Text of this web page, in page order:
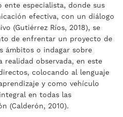
especialista, donde sus
efectiva, con un diálogo
(Gutiérrez Ríos, 2018), se
de enfrentar un proyecto de
ámbitos o indagar sobre
realidad observada, en este
colocando al lenguaje
y como vehículo
en todas las
(Calderón, 2010).